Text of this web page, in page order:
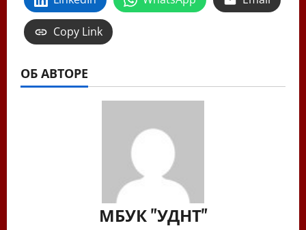
Copy Link
ОБ АВТОРЕ
МБУК "УДНТ"